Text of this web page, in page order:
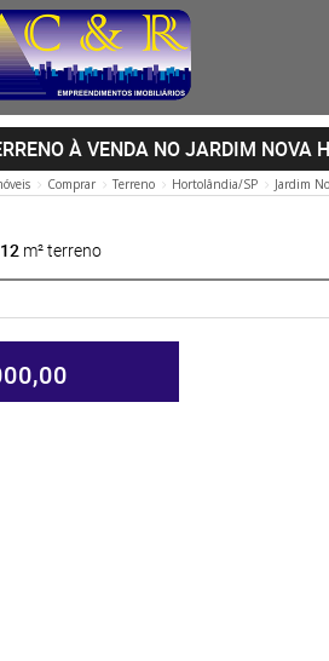
À VENDA NO JARDIM
Comprar Terreno Hortolândia/SP Jardim
m² terreno